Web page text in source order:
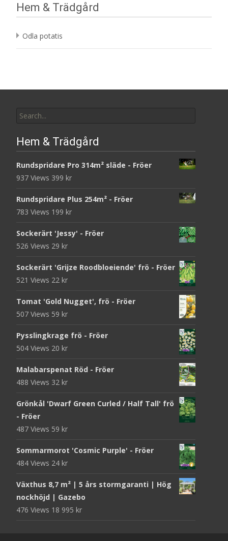
Hem & Trädgård
Odla potatis
for:
Hem & Trädgård
Rundspridare Pro 314m² släde - Fröer
937 Views 399 kr
Rundspridare Plus 254m² - Fröer
783 Views 199 kr
Sockerärt 'Jessy' - Fröer
526 Views 29 kr
Sockerärt 'Grijze Roodbloeiende' frö - Fröer
521 Views 22 kr
Tomat 'Gold Nugget', frö - Fröer
507 Views 59 kr
Pysslingkrage frö - Fröer
504 Views 20 kr
Malabarspenat Röd - Fröer
488 Views 32 kr
Grönkål 'Dwarf Green Curled / Half Tall' frö
- Fröer
487 Views 59 kr
Sommarmorot 'Cosmic Purple' - Fröer
484 Views 24 kr
Växthus 8,7 m² | 5 års stormgaranti | Hög
nockhöjd | Gazebo
476 Views 18 995 kr